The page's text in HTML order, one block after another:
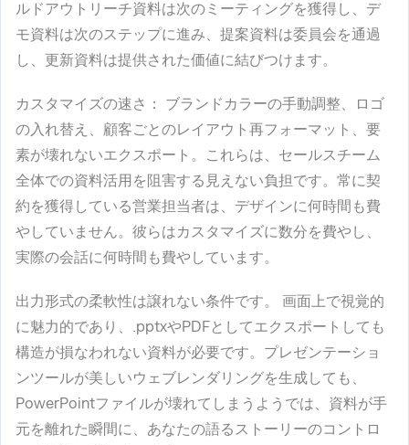
ルドアウトリーチ資料は次のミーティングを獲得し、デ
モ資料は次のステップに進み、提案資料は委員会を通過
し、更新資料は提供された価値に結びつけます。
カスタマイズの速さ： ブランドカラーの手動調整、ロゴ
の入れ替え、顧客ごとのレイアウト再フォーマット、要
素が壊れないエクスポート。これらは、セールスチーム
全体での資料活用を阻害する見えない負担です。常に契
約を獲得している営業担当者は、デザインに何時間も費
やしていません。彼らはカスタマイズに数分を費やし、
実際の会話に何時間も費やしています。
出力形式の柔軟性は譲れない条件です。 画面上で視覚的
に魅力的であり、.pptxやPDFとしてエクスポートしても
構造が損なわれない資料が必要です。プレゼンテーショ
ンツールが美しいウェブレンダリングを生成しても、
PowerPointファイルが壊れてしまうようでは、資料が手
元を離れた瞬間に、あなたの語るストーリーのコントロ